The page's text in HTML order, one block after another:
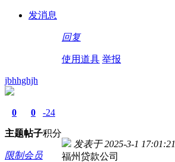
发消息
回复
使用道具 举报
jbhhghjh
0
主题
0
帖子
-24
积分
限制会员
发表于 2025-3-1 17:01:21
福州贷款公司